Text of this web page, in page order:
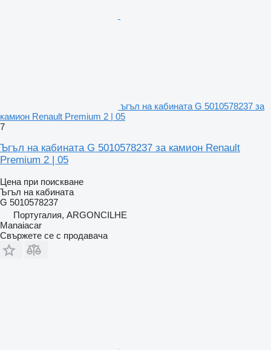
ъгъл на кабината G 5010578237 за
камион Renault Premium 2 | 05
7
Ъгъл на кабината G 5010578237 за камион Renault
Premium 2 | 05
Цена при поискване
Ъгъл на кабината
G 5010578237
Португалия, ARGONCILHE
Manaiacar
Свържете се с продавача